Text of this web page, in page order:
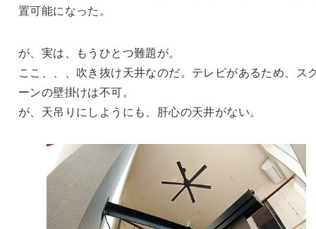
置可能になった。
が、実は、もうひとつ難題が。
ここ、、、吹き抜け天井なのだ。テレビがあるため、ス
ーンの壁掛けは不可。
が、天吊りにしようにも、肝心の天井がない。